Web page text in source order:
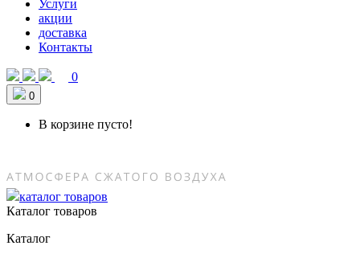
Услуги
акции
доставка
Контакты
0
0
В корзине пусто!
каталог товаров
Каталог товаров
Каталог